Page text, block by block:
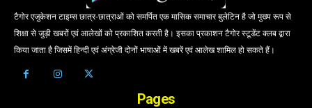
टैगोर एजुकेशन टाइम्स छात्र-छात्राओं को समर्पित एक मासिक समाचार बुलेटिन है जो मुख्य रूप से
शिक्षा से जुड़ी खबरों एवं आलेखों को प्रकाशित करती है। इसका प्रकाशन टैगोर स्टूडेंट क्लब द्वारा
किया जाता है जिसमें हिन्दी एवं अंग्रेजी दोनों भाषाओं में खबरें एवं आलेख शामिल हो सकते हैं।
Pages